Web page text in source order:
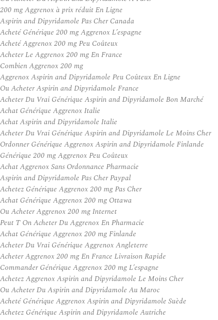
200 mg Aggrenox à prix réduit En Ligne
Aspirin and Dipyridamole Pas Cher Canada
Acheté Générique 200 mg Aggrenox L’espagne
Acheté Aggrenox 200 mg Peu Coûteux
Acheter Le Aggrenox 200 mg En France
Combien Aggrenox 200 mg
Aggrenox Aspirin and Dipyridamole Peu Coûteux En Ligne
Ou Acheter Aspirin and Dipyridamole France
Acheter Du Vrai Générique Aspirin and Dipyridamole Bon Marché
Achat Générique Aggrenox Italie
Achat Aspirin and Dipyridamole Italie
Acheter Du Vrai Générique Aspirin and Dipyridamole Le Moins Cher
Ordonner Générique Aggrenox Aspirin and Dipyridamole Finlande
Générique 200 mg Aggrenox Peu Coûteux
Achat Aggrenox Sans Ordonnance Pharmacie
Aspirin and Dipyridamole Pas Cher Paypal
Achetez Générique Aggrenox 200 mg Pas Cher
Achat Générique Aggrenox 200 mg Ottawa
Ou Acheter Aggrenox 200 mg Internet
Peut T On Acheter Du Aggrenox En Pharmacie
Achat Générique Aggrenox 200 mg Finlande
Acheter Du Vrai Générique Aggrenox Angleterre
Acheter Aggrenox 200 mg En France Livraison Rapide
Commander Générique Aggrenox 200 mg L’espagne
Achetez Aggrenox Aspirin and Dipyridamole Le Moins Cher
Ou Acheter Du Aspirin and Dipyridamole Au Maroc
Acheté Générique Aggrenox Aspirin and Dipyridamole Suède
Achetez Générique Aspirin and Dipyridamole Autriche